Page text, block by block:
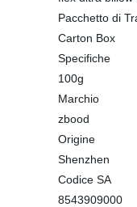
Pacchetto di
Carton Box
Specifiche
100g
Marchio
zbood
Origine
Shenzhen
Codice SA
8543909000